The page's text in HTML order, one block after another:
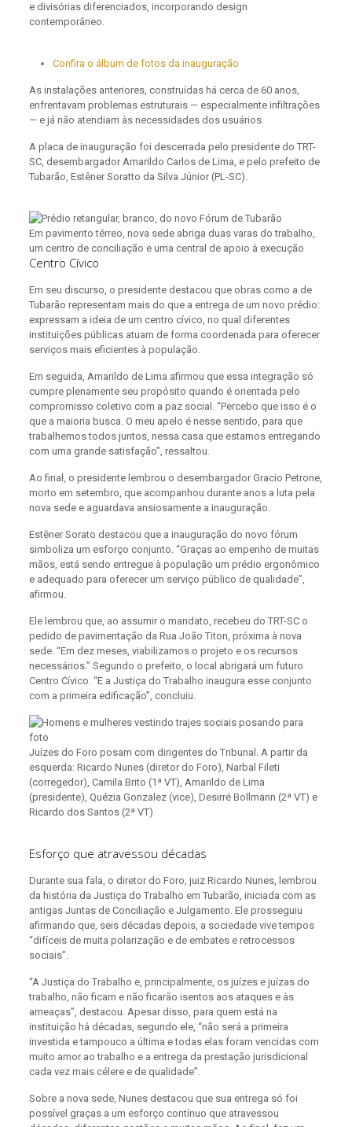
e divisórias diferenciados, incorporando design
contemporâneo.
Confira o álbum de fotos da inauguração
As instalações anteriores, construídas há cerca de 60 anos,
enfrentavam problemas estruturais — especialmente infiltrações
— e já não atendiam às necessidades dos usuários.
A placa de inauguração foi descerrada pelo presidente do TRT-
SC, desembargador Amarildo Carlos de Lima, e pelo prefeito de
Tubarão, Estêner Soratto da Silva Júnior (PL-SC).
Em pavimento térreo, nova sede abriga duas varas do trabalho,
um centro de conciliação e uma central de apoio à execução
Centro Cívico
Em seu discurso, o presidente destacou que obras como a de
Tubarão representam mais do que a entrega de um novo prédio:
expressam a ideia de um centro cívico, no qual diferentes
instituições públicas atuam de forma coordenada para oferecer
serviços mais eficientes à população.
Em seguida, Amarildo de Lima afirmou que essa integração só
cumpre plenamente seu propósito quando é orientada pelo
compromisso coletivo com a paz social. “Percebo que isso é o
que a maioria busca. O meu apelo é nesse sentido, para que
trabalhemos todos juntos, nessa casa que estamos entregando
com uma grande satisfação”, ressaltou.
Ao final, o presidente lembrou o desembargador Gracio Petrone,
morto em setembro, que acompanhou durante anos a luta pela
nova sede e aguardava ansiosamente a inauguração.
Estêner Sorato destacou que a inauguração do novo fórum
simboliza um esforço conjunto. “Graças ao empenho de muitas
mãos, está sendo entregue à população um prédio ergonômico
e adequado para oferecer um serviço público de qualidade”,
afirmou.
Ele lembrou que, ao assumir o mandato, recebeu do TRT-SC o
pedido de pavimentação da Rua João Titon, próxima à nova
sede. “Em dez meses, viabilizamos o projeto e os recursos
necessários.” Segundo o prefeito, o local abrigará um futuro
Centro Cívico. “E a Justiça do Trabalho inaugura esse conjunto
com a primeira edificação”, concluiu.
Juízes do Foro posam com dirigentes do Tribunal. A partir da
esquerda: Ricardo Nunes (diretor do Foro), Narbal Fileti
(corregedor), Camila Brito (1ª VT), Amarildo de Lima
(presidente), Quézia Gonzalez (vice), Desirré Bollmann (2ª VT) e
Ricardo dos Santos (2ª VT)
Esforço que atravessou décadas
Durante sua fala, o diretor do Foro, juiz Ricardo Nunes, lembrou
da história da Justiça do Trabalho em Tubarão, iniciada com as
antigas Juntas de Conciliação e Julgamento. Ele prosseguiu
afirmando que, seis décadas depois, a sociedade vive tempos
“difíceis de muita polarização e de embates e retrocessos
sociais”.
“A Justiça do Trabalho e, principalmente, os juízes e juízas do
trabalho, não ficam e não ficarão isentos aos ataques e às
ameaças”, destacou. Apesar disso, para quem está na
instituição há décadas, segundo ele, “não será a primeira
investida e tampouco a última e todas elas foram vencidas com
muito amor ao trabalho e a entrega da prestação jurisdicional
cada vez mais célere e de qualidade”.
Sobre a nova sede, Nunes destacou que sua entrega só foi
possível graças a um esforço contínuo que atravessou